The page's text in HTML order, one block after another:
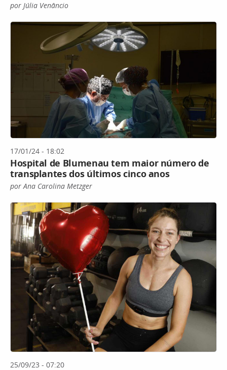
por Júlia Venâncio
17/01/24 - 18:02
Hospital de Blumenau tem maior número de
transplantes dos últimos cinco anos
por Ana Carolina Metzger
25/09/23 - 07:20